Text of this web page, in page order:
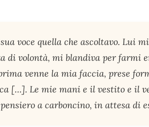
voce quella che ascoltavo. Lui
di volontà, mi blandiva per farmi
venne la mia faccia, prese
[…]. Le mie mani e il vestito e il
a carboncino, in attesa di